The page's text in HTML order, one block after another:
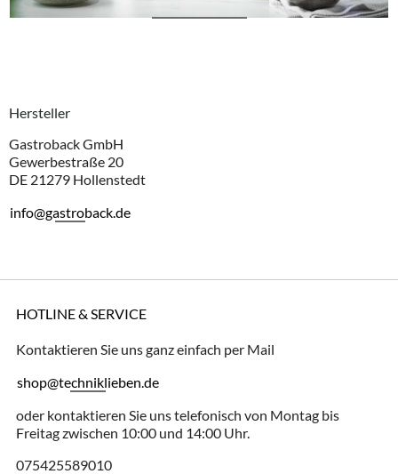
Hersteller
Gastroback GmbH
Gewerbestraße 20
DE 21279 Hollenstedt
info@gastroback.de
HOTLINE & SERVICE
Kontaktieren Sie uns ganz einfach per Mail
shop@techniklieben.de
oder kontaktieren Sie uns telefonisch von Montag bis
Freitag zwischen 10:00 und 14:00 Uhr.
075425589010